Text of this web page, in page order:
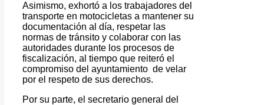
Asimismo, exhortó a los trabajadores del
transporte en motocicletas a mantener su
documentación al día, respetar las
normas de tránsito y colaborar con las
autoridades durante los procesos de
fiscalización, al tiempo que reiteró el
compromiso del ayuntamiento de velar
por el respeto de sus derechos.
Por su parte, el secretario general del